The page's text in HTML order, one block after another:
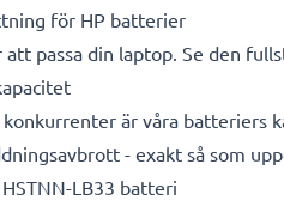
för HP batterier
passa din laptop. Se den
är våra batteriers
- exakt så som
LB33 batteri